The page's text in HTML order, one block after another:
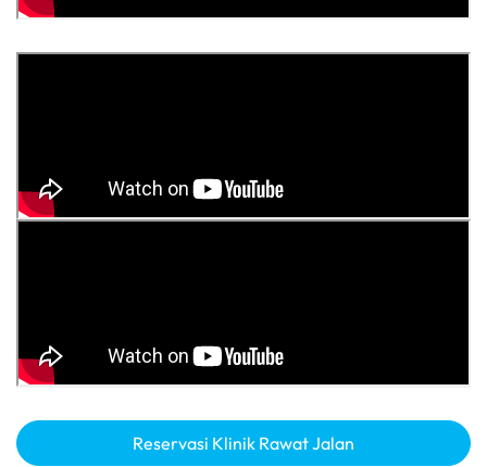
Reservasi Klinik Rawat Jalan